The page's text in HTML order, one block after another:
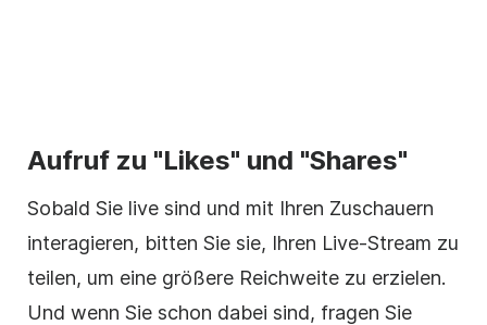
Aufruf zu "Likes" und "Shares"
Sobald Sie live sind und mit Ihren Zuschauern
interagieren, bitten Sie sie, Ihren Live-Stream zu
teilen, um eine größere Reichweite zu erzielen.
Und wenn Sie schon dabei sind, fragen Sie